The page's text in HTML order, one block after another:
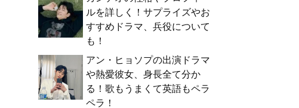
ルを詳しく！サプライズやお
すすめドラマ、兵役について
も！
アン・ヒョソプの出演ドラマ
や熱愛彼女、身長全て分か
る！歌もうまくて英語もペラ
ペラ！